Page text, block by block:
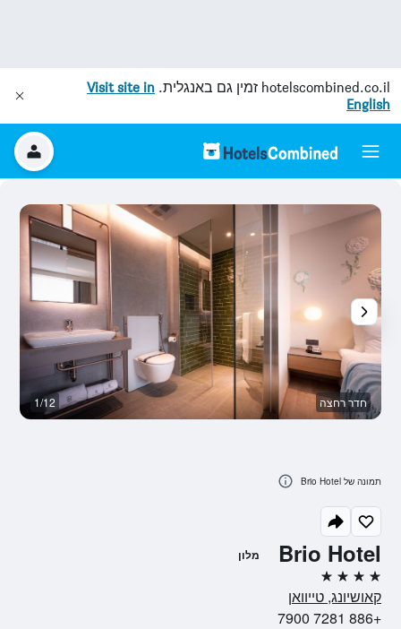
hotelscombined.co.il זמין גם באנגלית. Visit site in
English
Brio Hotel מלון
4 כוכבים
קאושיונג, טייוואן
+886 7281 7900
חדר רחצה 1/12
תמונה של Brio Hotel